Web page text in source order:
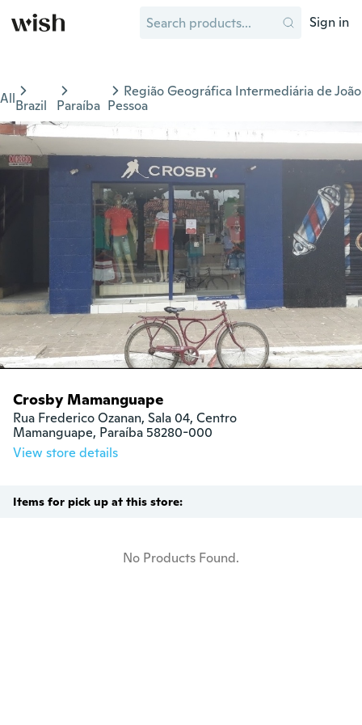
Sign in
AllBrazil Paraíba
Região Geográfica Intermediária de João
Pessoa
Crosby Mamanguape
Rua Frederico Ozanan, Sala 04, Centro
Mamanguape, Paraíba 58280-000
View store details
Items for pick up at this store:
No Products Found.